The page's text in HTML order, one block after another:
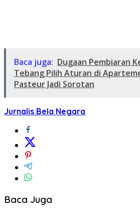
Baca juga: Dugaan Pembiaran
Tebang Pilih Aturan di
Pasteur Jadi Sorotan
Jurnalis Bela Negara
Baca Juga